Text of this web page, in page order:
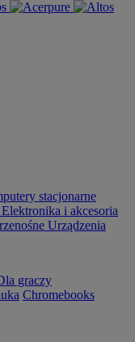
stacjonarne
Elektronika i akcesoria
Urządzenia
graczy
Chromebooks